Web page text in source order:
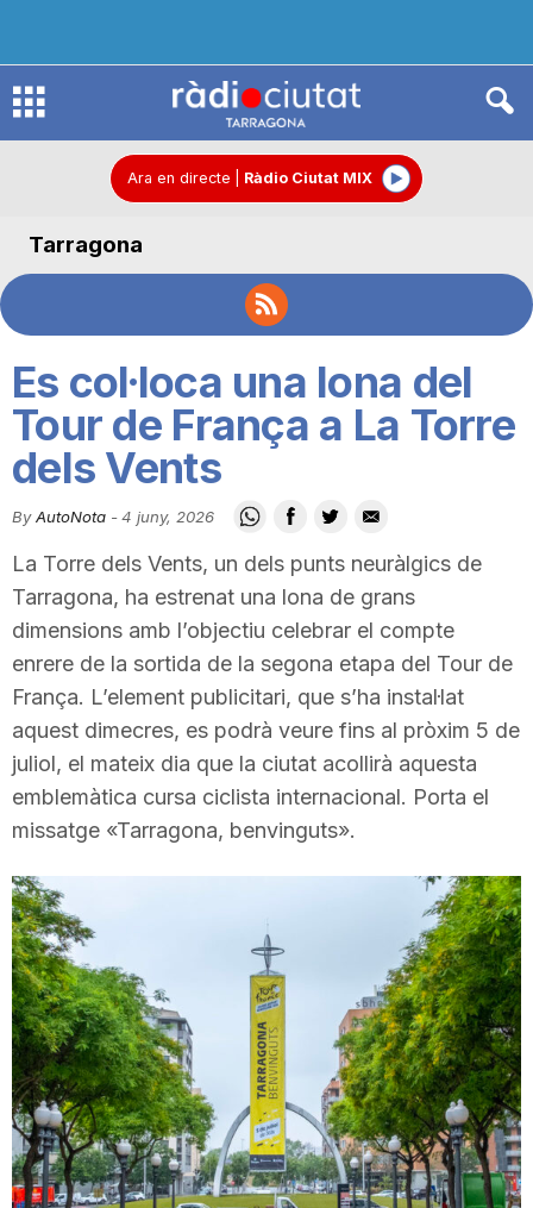
R
d
C
i
u
t
a
d
e
T
a
Ara en directe Ràdio Ciutat MIX
Tarragona
Es col·loca una lona del
Tour de França a La Torre
dels Vents
By AutoNota -4 juny, 2026
La Torre dels Vents, un dels punts neuràlgics de
Tarragona, ha estrenat una lona de grans
dimensions amb l’objectiu celebrar el compte
enrere de la sortida de la segona etapa del Tour de
França. L’element publicitari, que s’ha instal·lat
aquest dimecres, es podrà veure fins al pròxim 5 de
juliol, el mateix dia que la ciutat acollirà aquesta
emblemàtica cursa ciclista internacional. Porta el
missatge «Tarragona, benvinguts».